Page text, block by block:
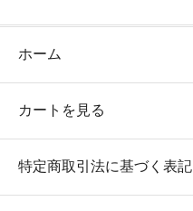
ホーム
カートを見る
特定商取引法に基づく表記